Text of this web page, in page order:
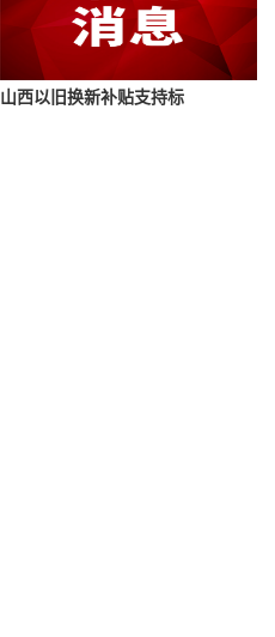
山西以旧换新补贴支持标